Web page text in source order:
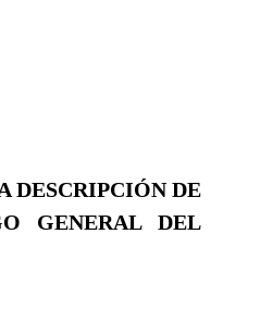
DESCRIPCIÓN DE
GENERAL DEL